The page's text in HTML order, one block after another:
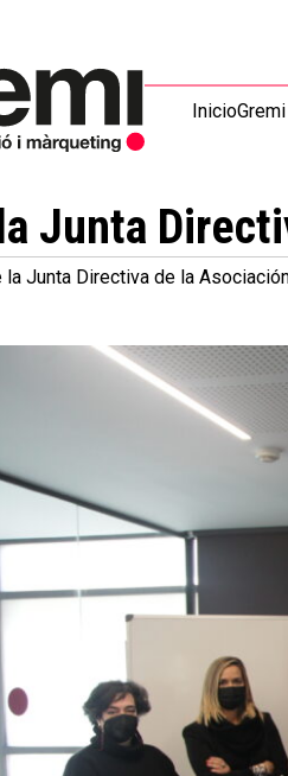
InicioGremi
Junta
la Junta Directiva de la